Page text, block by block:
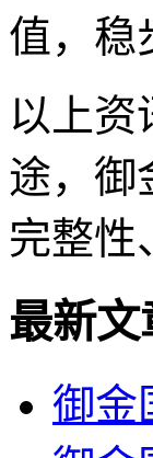
值，稳
以上资
途，御
完整性
最新文
御金